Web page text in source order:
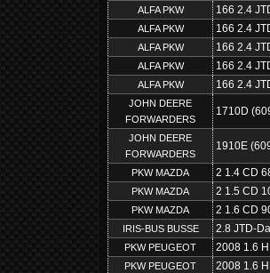
ALFA PKW 166 2.4
ALFA PKW 166 2.4
ALFA PKW 166 2.4
ALFA PKW 166 2.4
ALFA PKW 166 2.4
JOHN DEERE
FORWARDERS
1710D
JOHN DEERE
FORWARDERS
1910E
PKW MAZDA 2 1.4 CD
PKW MAZDA 2 1.5 CD
PKW MAZDA 2 1.6 CD
IRIS-BUS BUSSE 2.8 JTD-
PKW PEUGEOT 2008 1.6
PKW PEUGEOT 2008 1.6